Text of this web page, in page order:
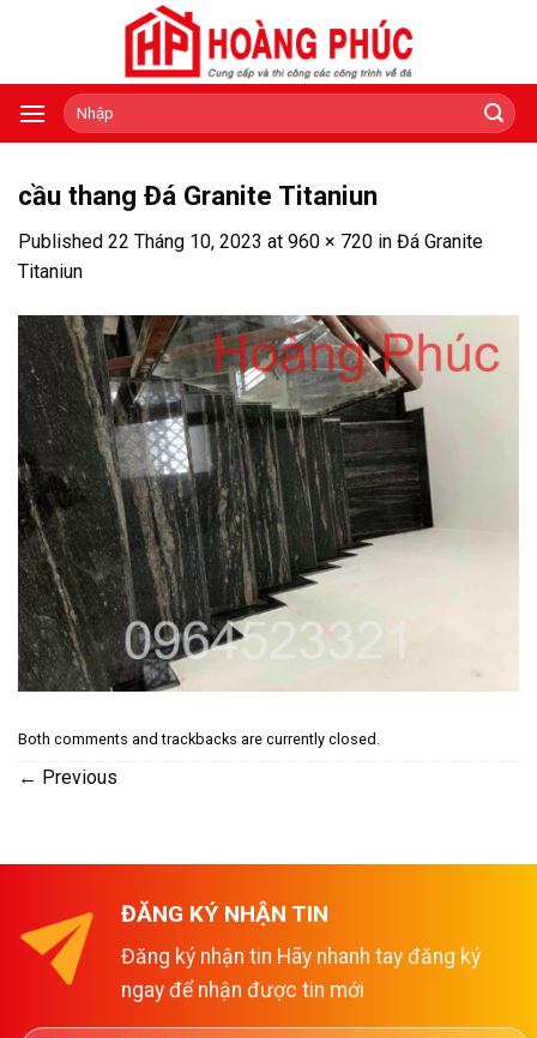
Tìm
kiếm:
cầu thang Đá Granite Titaniun
Published 22 Tháng 10, 2023 at 960 × 720 in Đá Granite
Titaniun
Both comments and trackbacks are currently closed.
← Previous
ĐĂNG KÝ NHẬN TIN
Đăng ký nhận tin Hãy nhanh tay đăng ký
ngay để nhận được tin mới